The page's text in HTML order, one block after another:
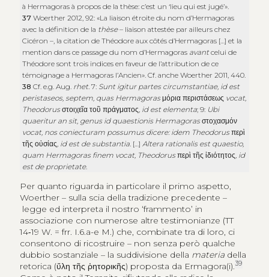
à Hermagoras à propos de la thèse: c’est un ‘lieu qui est jugé’».
37Woerther 2012, 92: «La liaison étroite du nom d’Hermagoras
avec la définition de la thèse– liaison attestée par ailleurs chez
Cicéron –, la citation de Théodore aux côtés d’Hermagoras […] et la
mention dans ce passage du nom d’Hermagoras avantcelui de
Théodore sont trois indices en faveur de l’attribution de ce
témoignage a Hermagoras l’Ancien». Cf. anche Woerther 2011, 440.
38Cf. e.g. Aug. rhet.7: Sunt igitur partes circumstantiae, id est
peristaseos, septem, quas Hermagorasμόρια περιστάσεως vocat,
Theodorusστοιχεῖα τοῦ πράγματος , id est elementa; 9: Ubi
quaeritur an sit, genus id quaestionis Hermagorasστοχασμόν
vocat, nos coniecturam possumus dicere: idem Theodorusπερὶ
τῆς οὐσίας , id est de substantia. […] Altera rationalis est quaestio,
quam Hermagoras finem vocat, Theodorusπερὶ τῆς ἰδιότητος , id
est de proprietate.
Per quanto riguarda in particolare il primo aspetto,
Woerther – sulla scia della tradizione precedente –
legge ed interpreta il nostro ‘frammento’ in
associazione con numerose altre testimonianze (TT
14‑19 W. = frr. I.6.a-e M.) che, combinate tra di loro, ci
consentono di ricostruire – non senza però qualche
dubbio sostanziale – la suddivisione della materiadella
retorica (ὕλη τῆς ῥητορικῆς) proposta da Ermagora(i).39